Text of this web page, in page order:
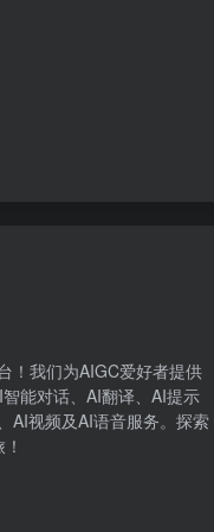
！我们为AIGC爱好者提供
能对话、AI翻译、AI提示
AI视频及AI语音服务。探索